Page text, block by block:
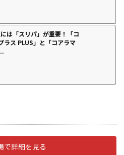
は「スリパ」が重要！「コ
ラス PLUS」と「コアラマ
で詳細を見る